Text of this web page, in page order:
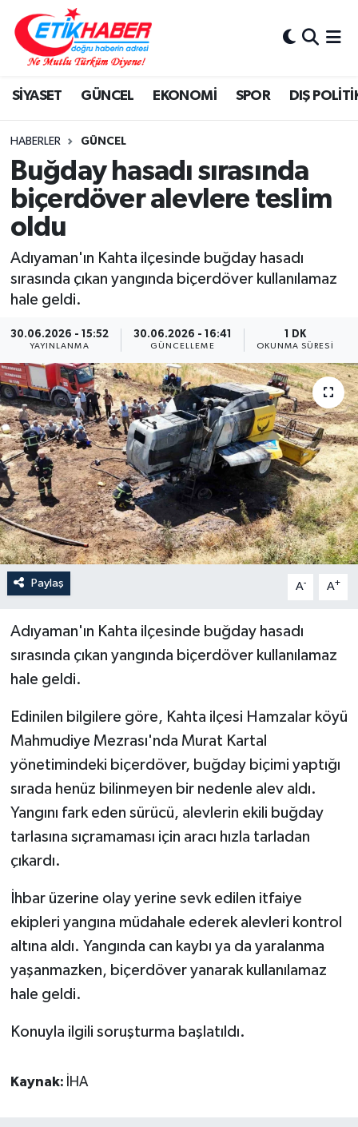
SİYASET GÜNCEL EKONOMİ SPOR DIŞ
HABERLER GÜNCEL
Buğday hasadı sırasında
biçerdöver alevlere teslim
oldu
Adıyaman'ın Kahta ilçesinde buğday hasadı
sırasında çıkan yangında biçerdöver kullanılamaz
hale geldi.
30.06.2026 - 15:52
YAYINLANMA
30.06.2026 - 16:41
GÜNCELLEME
1 DK
OKUNMA SÜRESI
Paylaş A- A+
Adıyaman'ın Kahta ilçesinde buğday hasadı
sırasında çıkan yangında biçerdöver kullanılamaz
hale geldi.
Edinilen bilgilere göre, Kahta ilçesi Hamzalar köyü
Mahmudiye Mezrası'nda Murat Kartal
yönetimindeki biçerdöver, buğday biçimi yaptığı
sırada henüz bilinmeyen bir nedenle alev aldı.
Yangını fark eden sürücü, alevlerin ekili buğday
tarlasına sıçramaması için aracı hızla tarladan
çıkardı.
İhbar üzerine olay yerine sevk edilen itfaiye
ekipleri yangına müdahale ederek alevleri kontrol
altına aldı. Yangında can kaybı ya da yaralanma
yaşanmazken, biçerdöver yanarak kullanılamaz
hale geldi.
Konuyla ilgili soruşturma başlatıldı.
Kaynak: İHA
BİLİM-TEKNOLOJİ
DIŞ POLİTİKA
DÜNYA
EĞİTİM GENÇLİK
EKONOMİ
KÖŞE YAZILARI
KÜLTÜR-SANAT-MAGAZİN
MEDYA
ÖZEL HABER
RÖPORTAJLAR
SAĞLIK
SİYASET
GÜNCEL
SPOR
YAŞAM
Yerel
Nöbetçi Eczaneler
Hava Durumu
İstanbul Namaz Vakitleri
Trafik Durumu
Süper Lig Puan Durumu ve Fikstür
Tüm Manşetler
Son Dakika Haberleri
Haber Arşivi